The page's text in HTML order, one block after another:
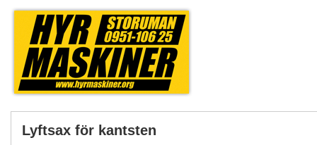
Lyftsax för kantsten